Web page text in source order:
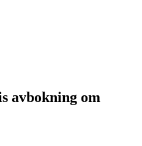
avbokning om